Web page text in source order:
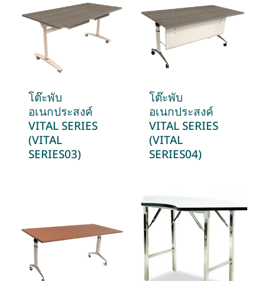
โต๊ะพับ
อเนกประสงค์
VITAL SERIES
(VITAL
SERIES03)
โต๊ะพับ
อเนกประสงค์
VITAL SERIES
(VITAL
SERIES04)